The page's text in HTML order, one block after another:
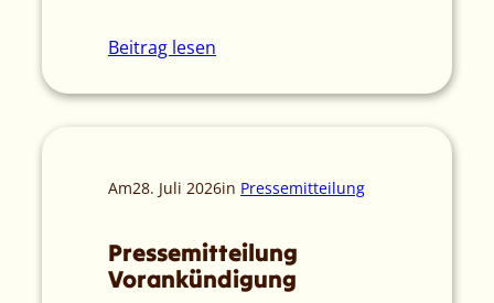
Beitrag lesen
Am28. Juli 2026in Pressemitteilung
Pressemitteilung
Vorankündigung